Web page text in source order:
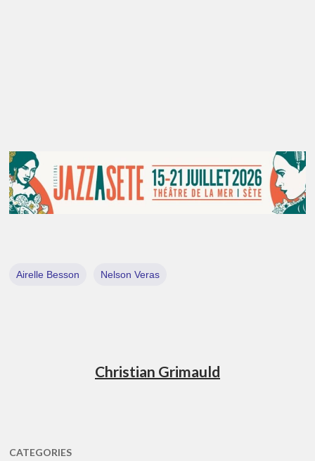
Airelle Besson Nelson Veras
Christian Grimauld
CATEGORIES